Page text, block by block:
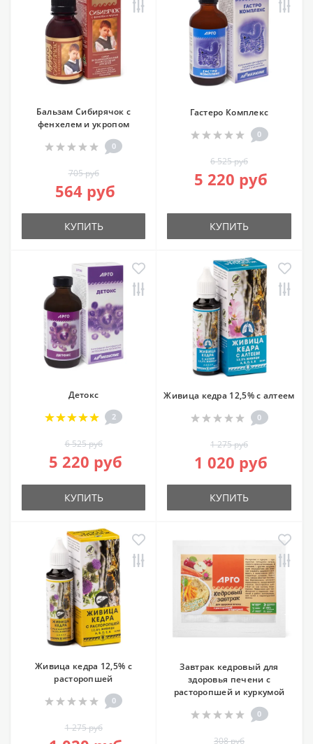
Бальзам Сибирячок с
фенхелем и укропом
0
705 руб
564 руб
КУПИТЬ
Гастеро Комплекс
0
6 525 руб
5 220 руб
КУПИТЬ
Детокс
2
6 525 руб
5 220 руб
КУПИТЬ
Живица кедра 12,5% с алтеем
0
1 275 руб
1 020 руб
КУПИТЬ
Живица кедра 12,5% с
расторопшей
0
1 275 руб
Завтрак кедровый для
здоровья печени с
расторопшей и куркумой
0
308 руб